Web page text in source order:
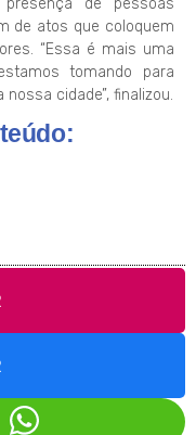
de atos que coloquem
“Essa é mais uma
tomando para
cidade”, finalizou.